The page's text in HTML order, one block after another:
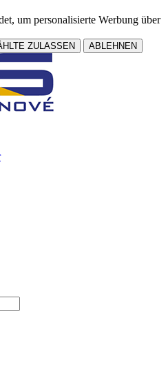
um personalisierte Werbung über
ZULASSEN ABLEHNEN